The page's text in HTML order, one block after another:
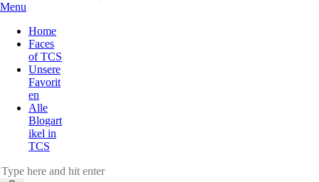
Menu
Home
Faces
of TCS
Unsere
Favorit
en
Alle
Blogart
ikel in
TCS